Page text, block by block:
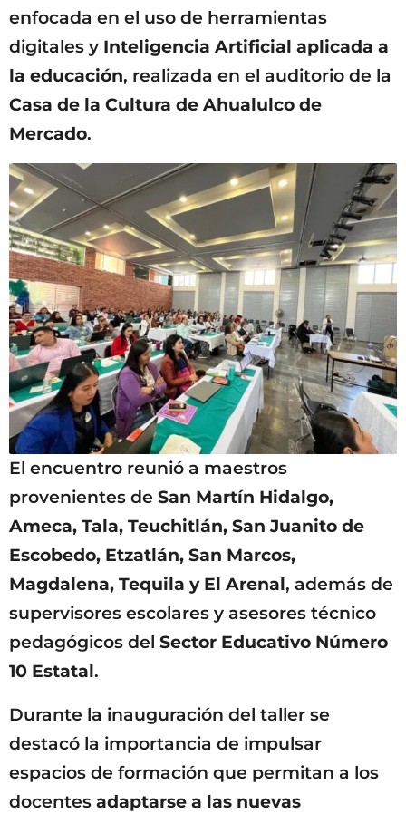
enfocada en el uso de herramientas
digitales y Inteligencia Artificial aplicada a
la educación, realizada en el auditorio de la
Casa de la Cultura de Ahualulco de
Mercado.
El encuentro reunió a maestros
provenientes de San Martín Hidalgo,
Ameca, Tala, Teuchitlán, San Juanito de
Escobedo, Etzatlán, San Marcos,
Magdalena, Tequila y El Arenal, además de
supervisores escolares y asesores técnico
pedagógicos del Sector Educativo Número
10 Estatal.
Durante la inauguración del taller se
destacó la importancia de impulsar
espacios de formación que permitan a los
docentes adaptarse a las nuevas